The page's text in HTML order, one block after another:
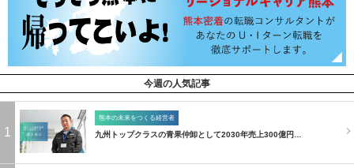
今週の人気記事
1
熊本の未来をつくる経営者
九州トップクラスの青果仲卸として2030年売上300億円…